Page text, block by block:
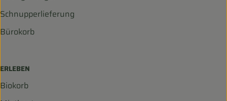
Schnupperlieferung
Bürokorb
ERLEBEN
Biokorb